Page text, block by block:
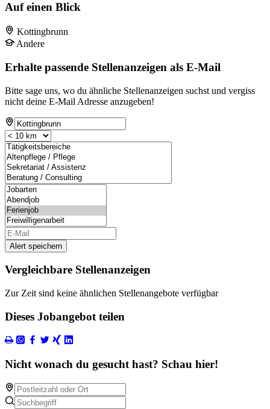
Auf einen Blick
Kottingbrunn
Andere
Erhalte passende Stellenanzeigen als E-Mail
Bitte sage uns, wo du ähnliche Stellenanzeigen suchst und vergiss
nicht deine E-Mail Adresse anzugeben!
Alert speichern
Vergleichbare Stellenanzeigen
Zur Zeit sind keine ähnlichen Stellenangebote verfügbar
Dieses Jobangebot teilen
Nicht wonach du gesucht hast? Schau hier!